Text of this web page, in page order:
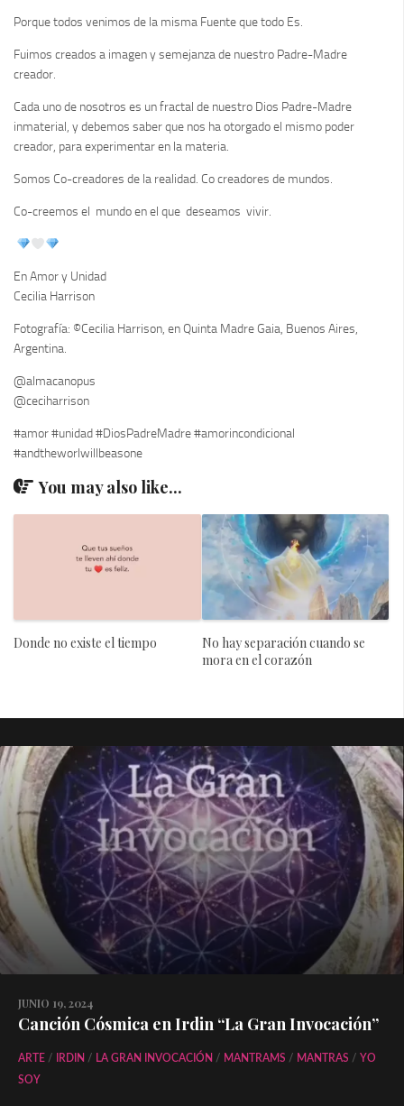
Porque todos venimos de la misma Fuente que todo Es.
Fuimos creados a imagen y semejanza de nuestro Padre-Madre
creador.
Cada uno de nosotros es un fractal de nuestro Dios Padre-Madre
inmaterial, y debemos saber que nos ha otorgado el mismo poder
creador, para experimentar en la materia.
Somos Co-creadores de la realidad. Co creadores de mundos.
Co-creemos el mundo en el que deseamos vivir.
En Amor y Unidad
Cecilia Harrison
Fotografía: ©Cecilia Harrison, en Quinta Madre Gaia, Buenos Aires,
Argentina.
@almacanopus
@ceciharrison
#amor #unidad #DiosPadreMadre #amorincondicional
#andtheworlwillbeasone
You may also like...
Donde no existe el tiempo
No hay separación cuando se
mora en el corazón
JUNIO 19, 2024
Canción Cósmica en Irdin “La Gran Invocación”
ARTE / IRDIN / LA GRAN INVOCACIÓN / MANTRAMS / MANTRAS / YO
SOY